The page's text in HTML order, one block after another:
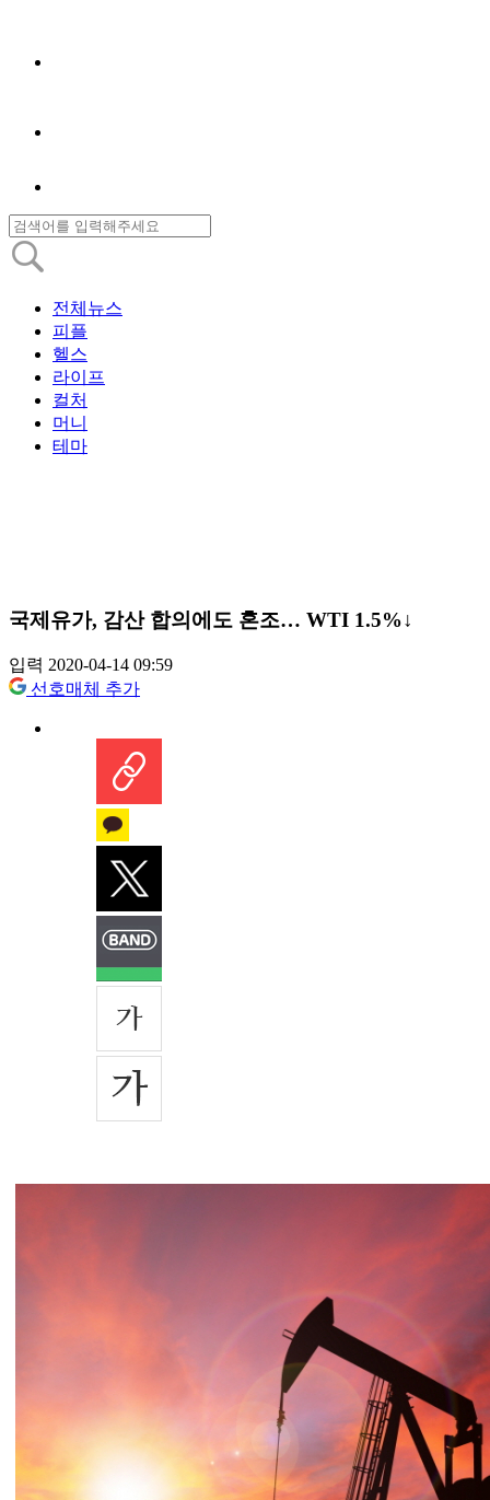
전체뉴스
피플
헬스
라이프
컬처
머니
테마
국제유가, 감산 합의에도 혼조… WTI 1.5%↓
입력 2020-04-14 09:59
선호매체 추가